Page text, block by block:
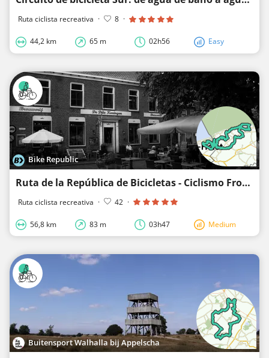
Ruta ciclista recreativa · 8 ·
44,2 km 65 m 02h56 Easy
Bike Republic
Ruta de la República de Bicicletas - Ciclismo Fronterizo en Zelanda Flamenca
Ruta ciclista recreativa · 42 ·
56,8 km 83 m 03h47 Medium
Buitensport Walhalla bij Appelscha